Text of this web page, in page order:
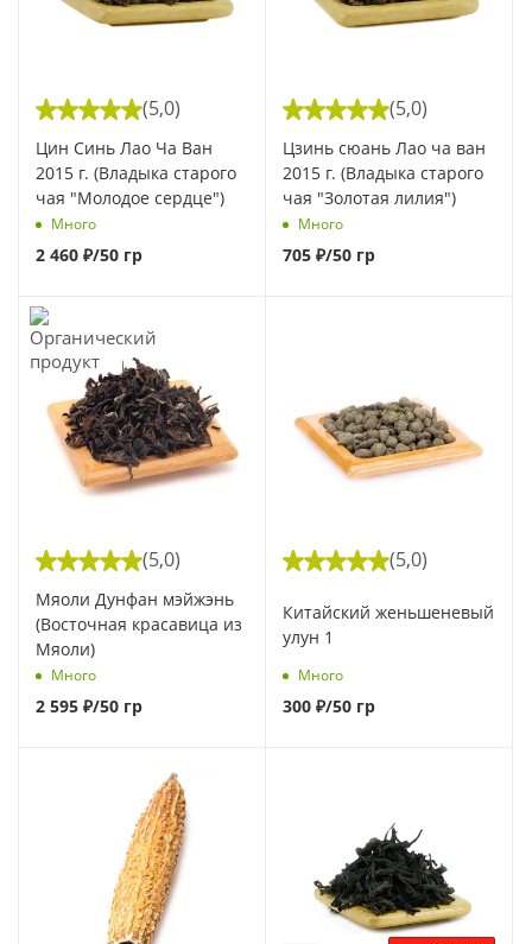
(5,0)
Цин Синь Лао Ча Ван
2015 г. (Владыка старого
чая "Молодое сердце")
Много
2 460 ₽/50 гр
(5,0)
Цзинь сюань Лао ча ван
2015 г. (Владыка старого
чая "Золотая лилия")
Много
705 ₽/50 гр
(5,0)
Мяоли Дунфан мэйжэнь
(Восточная красавица из
Мяоли)
Много
2 595 ₽/50 гр
(5,0)
Китайский женьшеневый
улун 1
Много
300 ₽/50 гр